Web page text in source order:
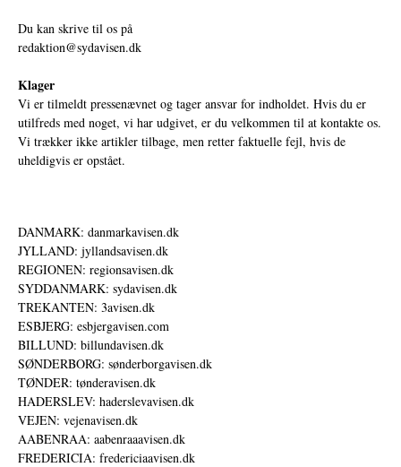
Du kan skrive til os på
redaktion@sydavisen.dk
Klager
Vi er tilmeldt pressenævnet og tager ansvar for indholdet. Hvis du er
utilfreds med noget, vi har udgivet, er du velkommen til at kontakte os.
Vi trækker ikke artikler tilbage, men retter faktuelle fejl, hvis de
uheldigvis er opstået.
DANMARK: danmarkavisen.dk
JYLLAND: jyllandsavisen.dk
REGIONEN: regionsavisen.dk
SYDDANMARK: sydavisen.dk
TREKANTEN: 3avisen.dk
ESBJERG: esbjergavisen.com
BILLUND: billundavisen.dk
SØNDERBORG: sønderborgavisen.dk
TØNDER: tønderavisen.dk
HADERSLEV: haderslevavisen.dk
VEJEN: vejenavisen.dk
AABENRAA: aabenraaavisen.dk
FREDERICIA: fredericiaavisen.dk